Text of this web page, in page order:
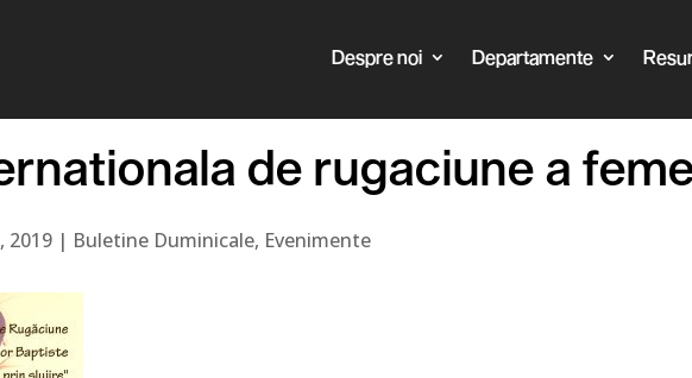
Despre noi Departamente
de rugaciune a
2019 | Buletine Duminicale, Evenimente